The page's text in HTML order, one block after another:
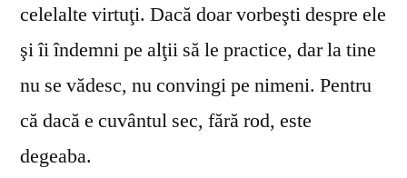
celelalte virtuţi. Dacă doar vorbeşti despre ele
şi îi îndemni pe alţii să le practice, dar la tine
nu se vă­desc, nu convingi pe nimeni. Pentru
că dacă e cuvântul sec, fără rod, este
degeaba.